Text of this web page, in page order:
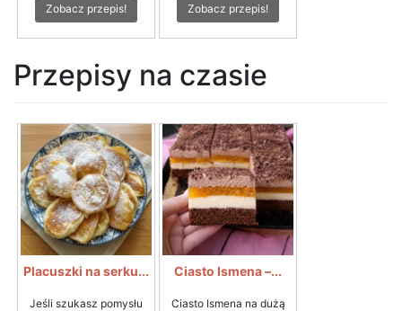
Zobacz przepis! Zobacz przepis!
Przepisy na czasie
Placuszki na serku...
Jeśli szukasz pomysłu
Ciasto Ismena –...
Ciasto Ismena na dużą